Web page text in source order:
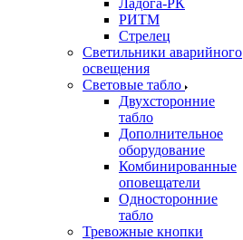
Ладога-РК
РИТМ
Стрелец
Светильники аварийного
освещения
Световые табло
Двухсторонние
табло
Дополнительное
оборудование
Комбинированные
оповещатели
Односторонние
табло
Тревожные кнопки